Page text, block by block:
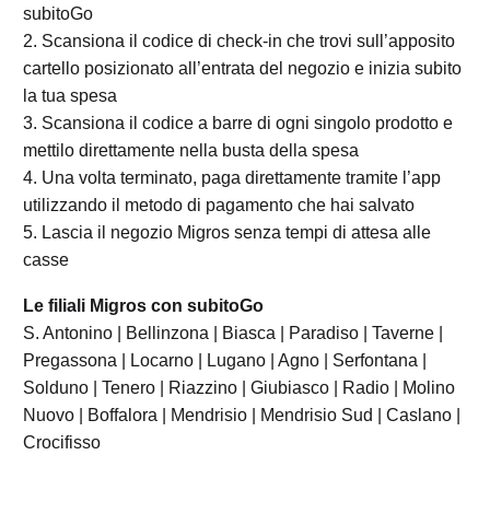
subitoGo
2. Scansiona il codice di check-in che trovi sull’apposito
cartello posizionato all’entrata del negozio e inizia subito
la tua spesa
3. Scansiona il codice a barre di ogni singolo prodotto e
mettilo direttamente nella busta della spesa
4. Una volta terminato, paga direttamente tramite l’app
utilizzando il metodo di pagamento che hai salvato
5. Lascia il negozio Migros senza tempi di attesa alle
casse
Le filiali Migros con subitoGo
S. Antonino | Bellinzona | Biasca | Paradiso | Taverne |
Pregassona | Locarno | Lugano | Agno | Serfontana |
Solduno | Tenero | Riazzino | Giubiasco | Radio | Molino
Nuovo | Boffalora | Mendrisio | Mendrisio Sud | Caslano |
Crocifisso